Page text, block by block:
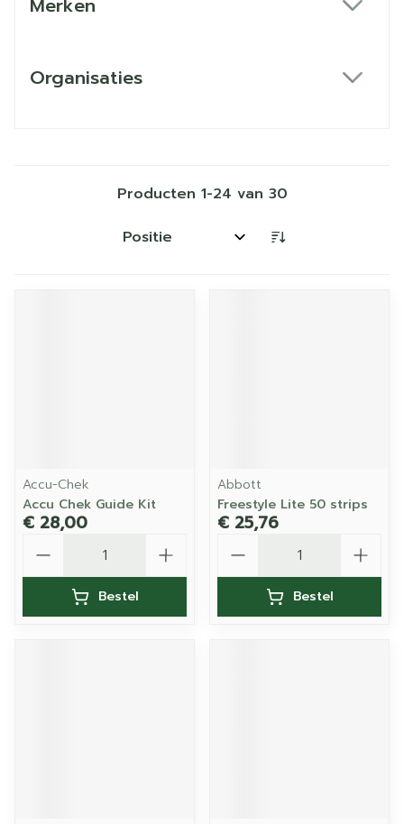
Merken
Organisaties
Producten 1-24 van 30
Sorteer op:
Accu-Chek
Accu Chek Guide Kit
€ 28,00
Bestel
Abbott
Freestyle Lite 50 strips
€ 25,76
Bestel